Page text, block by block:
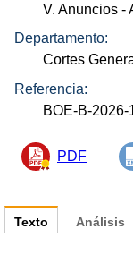
V. Anuncios -
Departamento:
Cortes
Referencia:
BOE-B-2026-
PDF
Texto Análisis